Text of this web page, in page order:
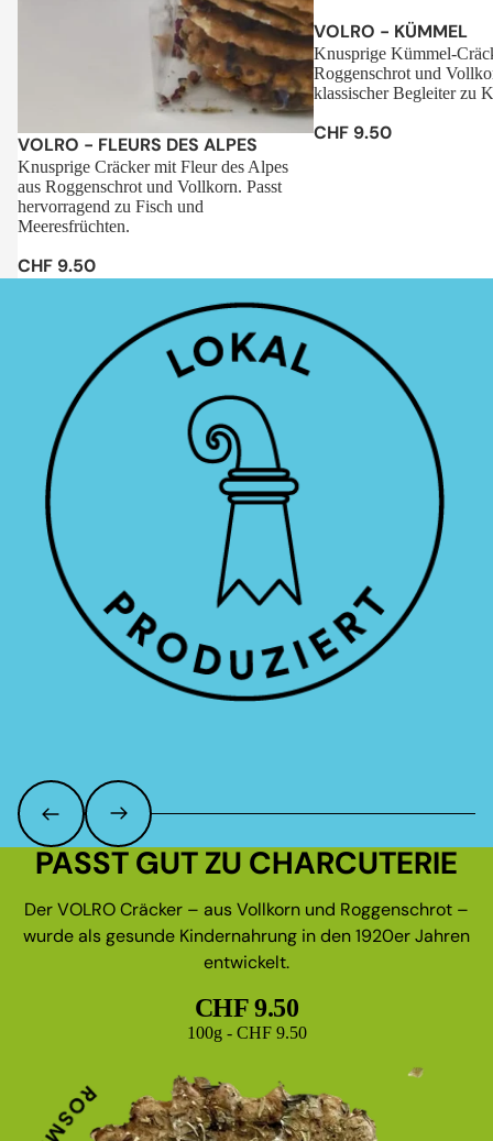
Sale
VOLRO - FLEURS DES ALPES
Knusprige Cräcker mit Fleur des Alpes
aus Roggenschrot und Vollkorn. Passt
hervorragend zu Fisch und
Meeresfrüchten.
CHF 9.50
VOLRO - KÜMMEL
Knusprige Kümmel-
Roggenschrot und
klassischer Begleiter zu
CHF 9.50
PASST GUT ZU CHARCUTERIE
Der VOLRO Cräcker – aus Vollkorn und Roggenschrot –
wurde als gesunde Kindernahrung in den 1920er Jahren
entwickelt.
CHF 9.50
Grundpreis
100g - CHF 9.50